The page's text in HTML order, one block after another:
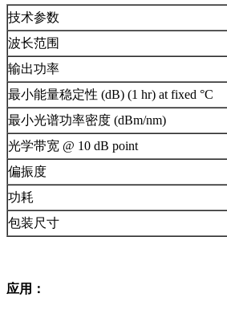
技术参数
波长范围
输出功率
最小能量稳定性 (dB) (1 hr) at fixed °C
最小光谱功率密度 (dBm/nm)
光学带宽 @ 10 dB point
偏振度
功耗
包装尺寸
应用：